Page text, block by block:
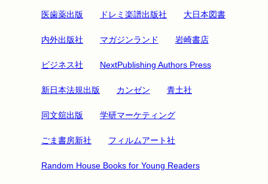
医歯薬出版 ドレミ楽譜出版社 大日本図書
内外出版社 マガジンランド 岩崎書店
ビジネス社 NextPublishing Authors Press
新日本法規出版 カンゼン 青土社
同文舘出版 学研マーケティング
ごま書房新社 フィルムアート社
Random House Books for Young Readers